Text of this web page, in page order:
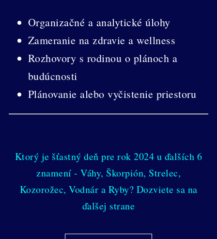
Organizačné a analytické úlohy
Zameranie na zdravie a wellness
Rozhovory s rodinou o plánoch a
budúcnosti
Plánovanie alebo vyčistenie priestoru
Ktorý je šťastný deň pre rok 2024 u ďalších 6
znamení - Váhy, Škorpión, Strelec,
Kozorožec, Vodnár a Ryby? Dozviete sa na
ďalšej strane